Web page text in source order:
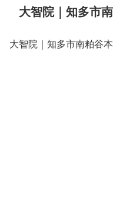
大智院｜知多市
大智院｜知多市南粕谷